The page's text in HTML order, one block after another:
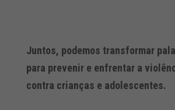
Juntos, podemos transformar
para prevenir e enfrentar a
contra crianças e adolescentes.